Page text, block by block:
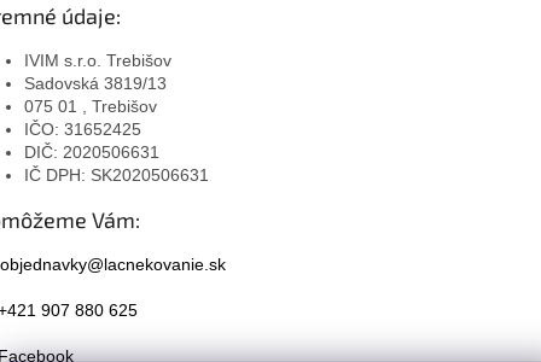
údaje:
IVIM s.r.o. Trebišov
Sadovská 3819/13
075 01 , Trebišov
IČO: 31652425
DIČ: 2020506631
IČ DPH: SK2020506631
Vám:
objednavky@lacnekovanie.sk
907 880 625